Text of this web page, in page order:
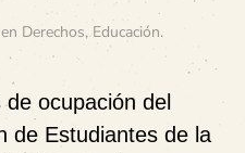
Derechos, Educación.
ocupación del
de Estudiantes de la